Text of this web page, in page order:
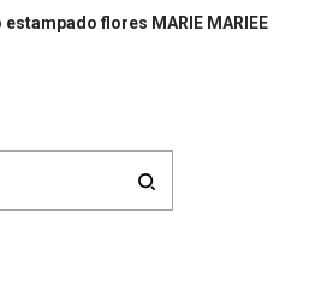
flores MARIE MARIEE